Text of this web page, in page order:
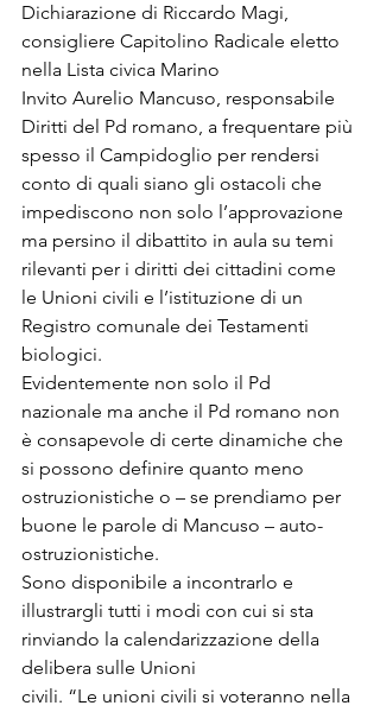
Dichiarazione di Riccardo Magi,
consigliere Capitolino Radicale eletto
nella Lista civica Marino
Invito Aurelio Mancuso, responsabile
Diritti del Pd romano, a frequentare più
spesso il Campidoglio per rendersi
conto di quali siano gli ostacoli che
impediscono non solo l’approvazione
ma persino il dibattito in aula su temi
rilevanti per i diritti dei cittadini come
le Unioni civili e l’istituzione di un
Registro comunale dei Testamenti
biologici.
Evidentemente non solo il Pd
nazionale ma anche il Pd romano non
è consapevole di certe dinamiche che
si possono definire quanto meno
ostruzionistiche o – se prendiamo per
buone le parole di Mancuso – auto-
ostruzionistiche.
Sono disponibile a incontrarlo e
illustrargli tutti i modi con cui si sta
rinviando la calendarizzazione della
delibera sulle Unioni
civili. “Le unioni civili si voteranno nella